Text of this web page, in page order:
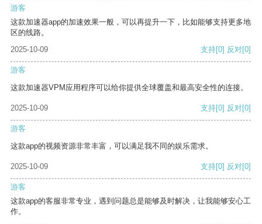
游客
这款加速器app的加速效果一般，可以再提升一下，比如能够支持更多地
区的线路。
2025-10-09
支持[0] 反对[0]
游客
这款加速器VPM应用程序可以给你提供全球覆盖和最高安全性的连接。
2025-10-09 支持[0] 反对[0]
游客
这款app的视频资源非常丰富，可以满足我不同的娱乐需求。
2025-10-09 支持[0] 反对[0]
游客
这款app的客服非常专业，遇到问题总是能够及时解决，让我能够安心工
作。